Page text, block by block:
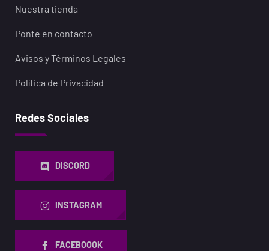
Nuestra tienda
Ponte en contacto
Avisos y Términos Legales
Política de Privacidad
Redes Sociales
DISCORD
INSTAGRAM
FACEBOOOK